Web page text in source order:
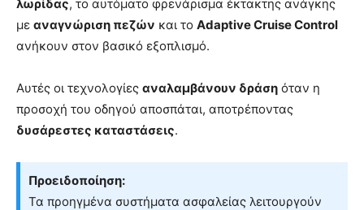
λωρίδας, το αυτόματο φρενάρισμα έκτακτης ανάγκης
με αναγνώριση πεζών και το Adaptive Cruise Control
ανήκουν στον βασικό εξοπλισμό.
Αυτές οι τεχνολογίες αναλαμβάνουν δράση όταν η
προσοχή του οδηγού αποσπάται, αποτρέποντας
δυσάρεστες καταστάσεις.
Προειδοποίηση:
Τα προηγμένα συστήματα ασφαλείας λειτουργούν